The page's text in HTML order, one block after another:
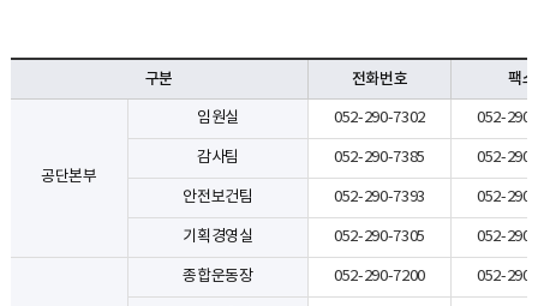
구분 전화번호 팩스
공단본부
임원실 052-290-7302 052-
감사팀 052-290-7385 052-
안전보건팀 052-290-7393 052-
기획경영실 052-290-7305 052-
종합운동장 052-290-7200 052-